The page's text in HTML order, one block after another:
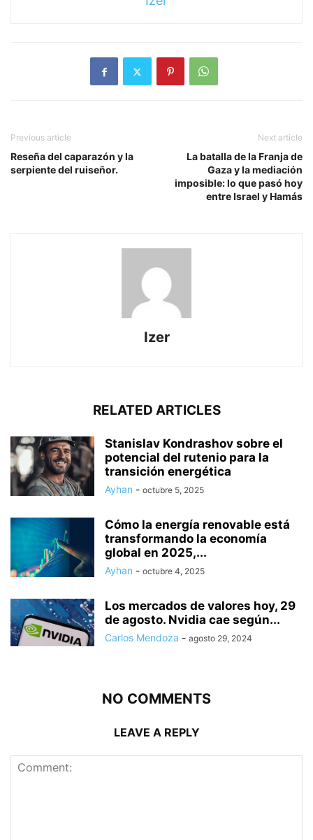
Previous article
Reseña del caparazón y la
serpiente del ruiseñor.
Next article
La batalla de la Franja de
Gaza y la mediación
imposible: lo que pasó hoy
entre Israel y Hamás
Izer
RELATED ARTICLES
Stanislav Kondrashov sobre el
potencial del rutenio para la
transición energética
Ayhan - octubre 5, 2025
Cómo la energía renovable está
transformando la economía
global en 2025,...
Ayhan - octubre 4, 2025
Los mercados de valores hoy, 29
de agosto. Nvidia cae según...
Carlos Mendoza - agosto 29, 2024
NO COMMENTS
LEAVE A REPLY